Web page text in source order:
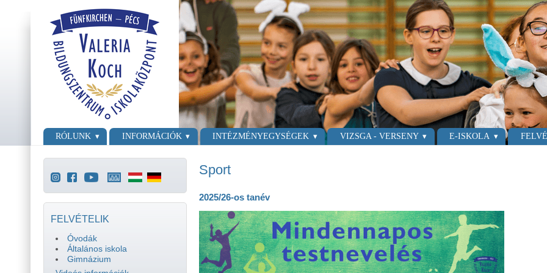
FőmenüRÓLUNK INFORMÁCIÓK INTÉZMÉNYEGYSÉGEK VIZSGA - VERSENY E-ISKOLA
FELVÉTELIK
Óvodák
Általános iskola
Gimnázium
Sport
2025/26-os tanév